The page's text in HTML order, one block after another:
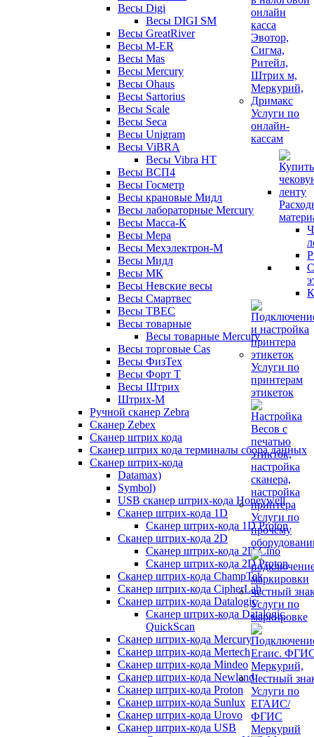
Весы Digi
Весы DIGI SM
Весы GreatRiver
Весы M-ER
Весы Mas
Весы Mercury
Весы Ohaus
Весы Sartorius
Весы Scale
Весы Seca
Весы Unigram
Весы ViBRA
Весы Vibra HT
Весы ВСП4
Весы Госметр
Весы крановые Мидл
Весы лабораторные Mercury
Весы Масса-К
Весы Мера
Весы Мехэлектрон-М
Весы Мидл
Весы МК
Весы Невские весы
Весы Смартвес
Весы ТВЕС
Весы товарные
Весы товарные Mercury
Весы торговые Cas
Весы ФизТех
Весы Форт Т
Весы Штрих
Штрих-М
Ручной сканер Zebra
Сканер Zebex
Сканер штрих кода
Сканер штрих кода терминалы сбора данных
Сканер штрих-кода
Datamax)
Symbol)
USB сканер штрих-кода Honeywell
Сканер штрих-кода 1D
Сканер штрих-кода 1D Proton
Сканер штрих-кода 2D
Сканер штрих-кода 2D Cino
Сканер штрих-кода 2D Proton
Сканер штрих-кода ChampTek
Сканер штрих-кода CipherLab
Сканер штрих-кода Datalogic
Сканер штрих-кода Datalogic
QuickScan
Сканер штрих-кода Mercury
Сканер штрих-кода Mertech
Сканер штрих-кода Mindeo
Сканер штрих-кода Newland
Сканер штрих-кода Proton
Сканер штрих-кода Sunlux
Сканер штрих-кода Urovo
Сканер штрих-кода USB
Услуги по
онлайн-
кассам
Услуги по
принтерам
этикеток
Услуги по
прочему
Услуги по
маркировке
Услуги по
ЕГАИС/
ФГИС
Меркурий